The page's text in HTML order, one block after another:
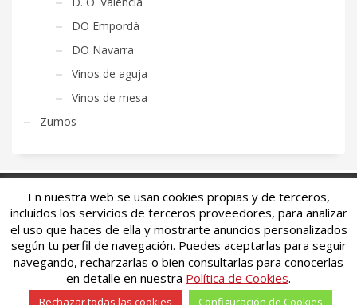
DO Empordà
DO Navarra
Vinos de aguja
Vinos de mesa
Zumos
DISTRIBUCIONES VALSEGURA, S. L.
Aviso legal
Condiciones de uso
Política de privacidad
En nuestra web se usan cookies propias y de terceros,
incluidos los servicios de terceros proveedores, para analizar
el uso que haces de ella y mostrarte anuncios personalizados
según tu perfil de navegación. Puedes aceptarlas para seguir
navegando, recharzarlas o bien consultarlas para conocerlas
en detalle en nuestra Política de Cookies.
Rechazar todas las cookies
Configuración de Cookies